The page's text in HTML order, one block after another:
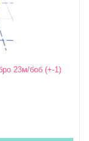
23м/боб (+-1)